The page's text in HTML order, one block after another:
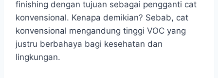
finishing dengan tujuan sebagai pengganti cat
konvensional. Kenapa demikian? Sebab, cat
konvensional mengandung tinggi VOC yang
justru berbahaya bagi kesehatan dan
lingkungan.